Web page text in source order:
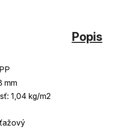
Popis
mm
1,04 kg/m2